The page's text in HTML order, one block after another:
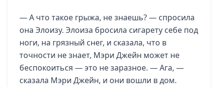
— А что такое грыжа, не знаешь? — спросила
она Элоизу. Элоиза бросила сигарету себе под
ноги, на грязный снег, и сказала, что в
точности не знает, Мэри Джейн может не
беспокоиться — это не заразное. — Ага, —
сказала Мэри Джейн, и они вошли в дом.